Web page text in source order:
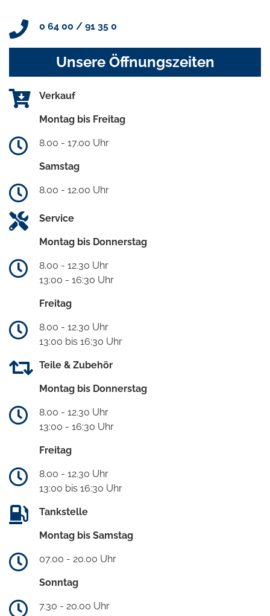
0 64 00 / 91 35 0
Unsere Öffnungszeiten
Verkauf
Montag bis Freitag
8.00 - 17.00 Uhr
Samstag
8.00 - 12.00 Uhr
Service
Montag bis Donnerstag
8.00 - 12.30 Uhr
13:00 - 16:30 Uhr
Freitag
8.00 - 12.30 Uhr
13:00 bis 16:30 Uhr
Teile & Zubehör
Montag bis Donnerstag
8.00 - 12.30 Uhr
13:00 - 16:30 Uhr
Freitag
8.00 - 12.30 Uhr
13:00 bis 16:30 Uhr
Tankstelle
Montag bis Samstag
07.00 - 20.00 Uhr
Sonntag
7.30 - 20.00 Uhr